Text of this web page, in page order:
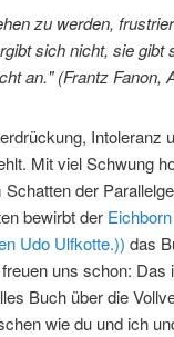
zu werden,
sich nicht, sie gibt
an." (Frantz Fanon,
Intoleranz
Mit viel Schwung
der
bewirbt der
Udo Ulfkotte.)) das
uns schon:
Buch über die
wie du und ich